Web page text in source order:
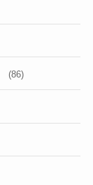
(86)